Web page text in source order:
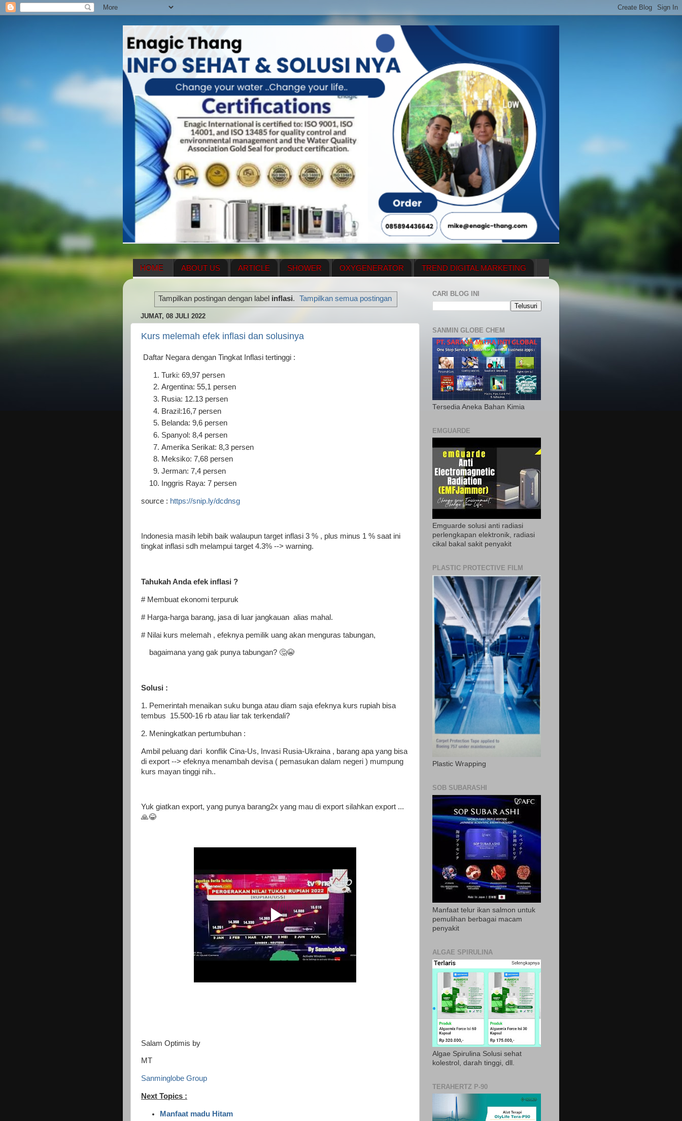
HOME ABOUT US ARTICLE SHOWER OXYGENERATOR TREND DIGITAL MARKETING
ENAGIC COMPENSATION PLAN MENUS
Tampilkan postingan dengan label inflasi. Tampilkan semua postingan
JUMAT, 08 JULI 2022
Kurs melemah efek inflasi dan solusinya
Daftar Negara dengan Tingkat Inflasi tertinggi :
Turki: 69,97 persen
Argentina: 55,1 persen
Rusia: 12.13 persen
Brazil:16,7 persen
Belanda: 9,6 persen
Spanyol: 8,4 persen
Amerika Serikat: 8,3 persen
Meksiko: 7,68 persen
Jerman: 7,4 persen
Inggris Raya: 7 persen
source : https://snip.ly/dcdnsg
Indonesia masih lebih baik walaupun target inflasi 3 % , plus minus 1 % saat ini
tingkat inflasi sdh melampui target 4.3% --> warning.
Tahukah Anda efek inflasi ?
# Membuat ekonomi terpuruk
# Harga-harga barang, jasa di luar jangkauan alias mahal.
# Nilai kurs melemah , efeknya pemilik uang akan menguras tabungan,
bagaimana yang gak punya tabungan? 🤔😭
Solusi :
1. Pemerintah menaikan suku bunga atau diam saja efeknya kurs rupiah bisa
tembus 15.500-16 rb atau liar tak terkendali?
2. Meningkatkan pertumbuhan :
Ambil peluang dari konflik Cina-Us, Invasi Rusia-Ukraina , barang apa yang bisa
di export --> efeknya menambah devisa ( pemasukan dalam negeri ) mumpung
kurs mayan tinggi nih..
Yuk giatkan export, yang punya barang2x yang mau di export silahkan export ...
🙏😂
Salam Optimis by
MT
Sanminglobe Group
Next Topics :
Manfaat madu Hitam
CARI BLOG INI
SANMIN GLOBE CHEM
Tersedia Aneka Bahan Kimia
EMGUARDE
Emguarde solusi anti radiasi
perlengkapan elektronik, radiasi
cikal bakal sakit penyakit
PLASTIC PROTECTIVE FILM
Plastic Wrapping
SOB SUBARASHI
Manfaat telur ikan salmon untuk
pemulihan berbagai macam
penyakit
ALGAE SPIRULINA
Algae Spirulina Solusi sehat
kolestrol, darah tinggi, dll.
TERAHERTZ P-90